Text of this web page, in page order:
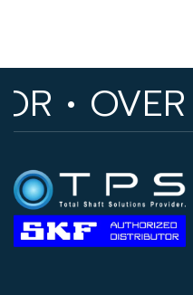
OVER